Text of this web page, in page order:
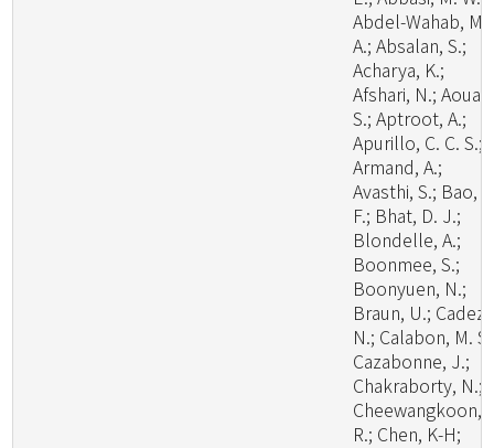
Abdel-Wahab, M.
A.; Absalan, S.;
Acharya, K.;
Afshari, N.; Aouali,
S.; Aptroot, A.;
Apurillo, C. C. S.;
Armand, A.;
Avasthi, S.; Bao,
F.; Bhat, D. J.;
Blondelle, A.;
Boonmee, S.;
Boonyuen, N.;
Braun, U.; Cadez,
N.; Calabon, M.
Cazabonne, J.;
Chakraborty, N.;
Cheewangkoon,
R.; Chen, K-H;